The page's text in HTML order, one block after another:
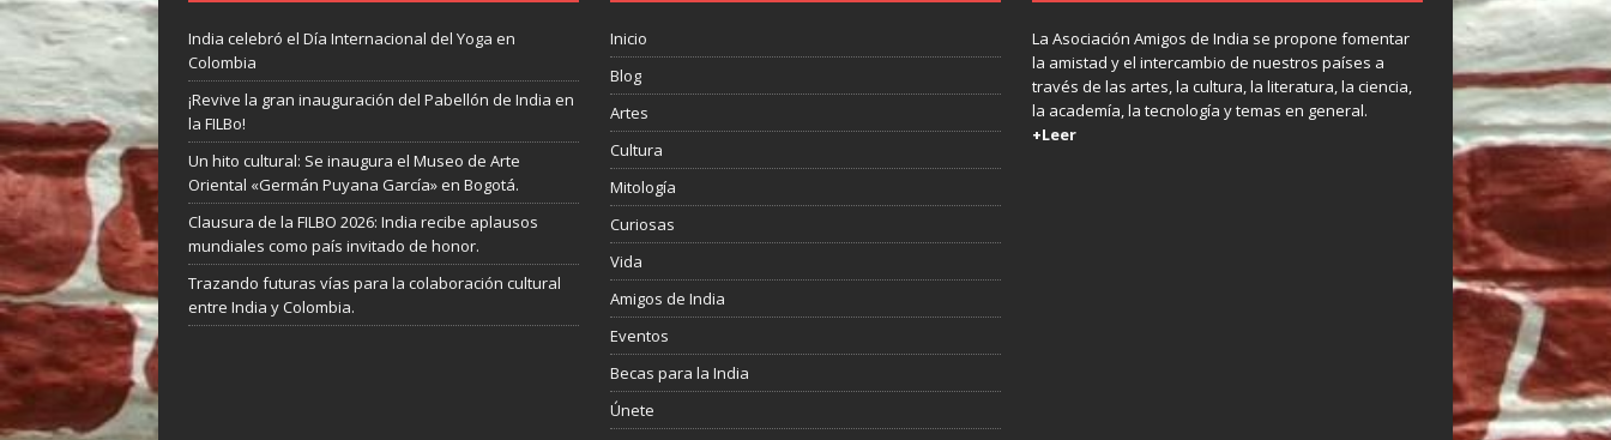
India celebró el Día Internacional del Yoga en
Colombia
¡Revive la gran inauguración del Pabellón de India en
la FILBo!
Un hito cultural: Se inaugura el Museo de Arte
Oriental «Germán Puyana García» en Bogotá.
Clausura de la FILBO 2026: India recibe aplausos
mundiales como país invitado de honor.
Trazando futuras vías para la colaboración cultural
entre India y Colombia.
Inicio
Blog
Artes
Cultura
Mitología
Curiosas
Vida
Amigos de India
Eventos
Becas para la India
Únete
La Asociación Amigos de India se propone fomentar
la amistad y el intercambio de nuestros países a
través de las artes, la cultura, la literatura, la ciencia,
la academía, la tecnología y temas en general.
+Leer